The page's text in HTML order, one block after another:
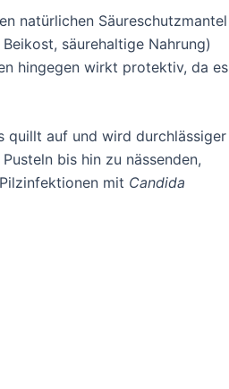
natürlichen Säureschutzmantel
säurehaltige Nahrung)
hingegen wirkt protektiv, da es
quillt auf und wird durchlässiger
bis hin zu nässenden,
mit Candida